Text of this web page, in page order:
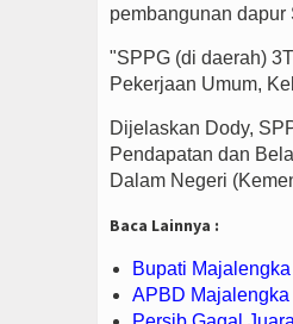
pembangunan dapur
"SPPG (di daerah)
Pekerjaan Umum,
Dijelaskan Dody,
Pendapatan dan
Dalam Negeri
Baca Lainnya :
Bupati
APBD